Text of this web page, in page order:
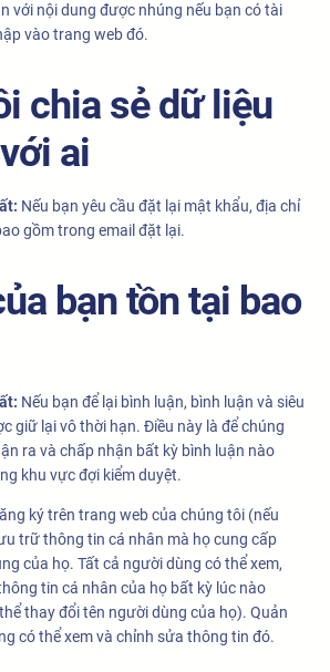
với nội dung được nhúng nếu bạn có tài
vào trang web đó.
chia sẻ dữ liệu
ai
Nếu bạn yêu cầu đặt lại mật khẩu, địa chỉ
gồm trong email đặt lại.
bạn tồn tại bao
Nếu bạn để lại bình luận, bình luận và siêu
giữ lại vô thời hạn. Điều này là để chúng
ra và chấp nhận bất kỳ bình luận nào
khu vực đợi kiểm duyệt.
ký trên trang web của chúng tôi (nếu
trữ thông tin cá nhân mà họ cung cấp
của họ. Tất cả người dùng có thể xem,
tin cá nhân của họ bất kỳ lúc nào
thay đổi tên người dùng của họ). Quản
có thể xem và chỉnh sửa thông tin đó.